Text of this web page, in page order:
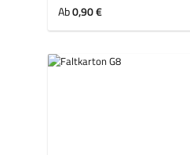
Regulärer Preis:
Ab0,90 €